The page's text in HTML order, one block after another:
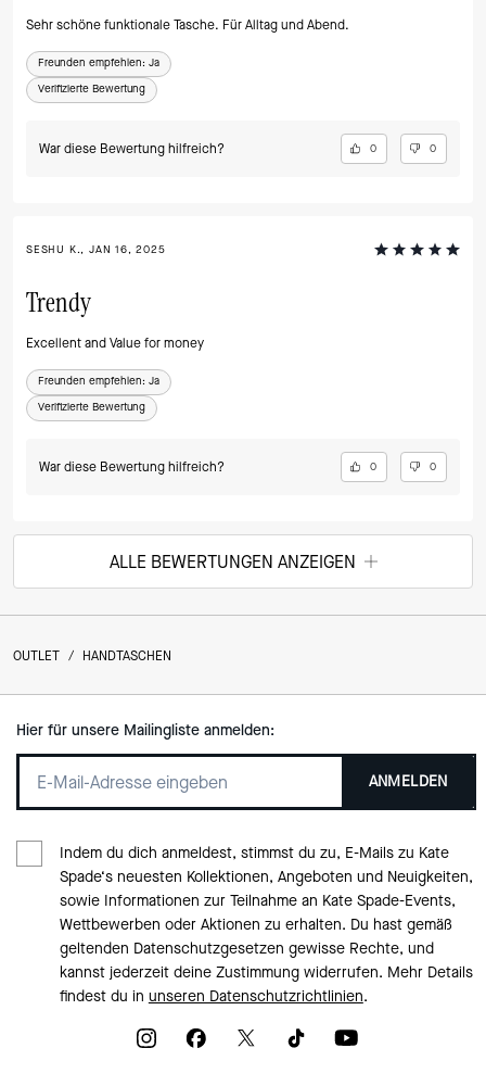
Sehr schöne funktionale Tasche. Für Alltag und Abend.
Freunden empfehlen: Ja
Verifizierte Bewertung
War diese Bewertung hilfreich? 0 0
SESHU K., JAN 16, 2025
Trendy
Excellent and Value for money
Freunden empfehlen: Ja
Verifizierte Bewertung
War diese Bewertung hilfreich? 0 0
ALLE BEWERTUNGEN ANZEIGEN
OUTLET / HANDTASCHEN
Hier für unsere Mailingliste anmelden:
ANMELDEN
Indem du dich anmeldest, stimmst du zu, E-Mails zu Kate
Spade‘s neuesten Kollektionen, Angeboten und Neuigkeiten,
sowie Informationen zur Teilnahme an Kate Spade-Events,
Wettbewerben oder Aktionen zu erhalten. Du hast gemäß
geltenden Datenschutzgesetzen gewisse Rechte, und
kannst jederzeit deine Zustimmung widerrufen. Mehr Details
findest du in unseren Datenschutzrichtlinien.